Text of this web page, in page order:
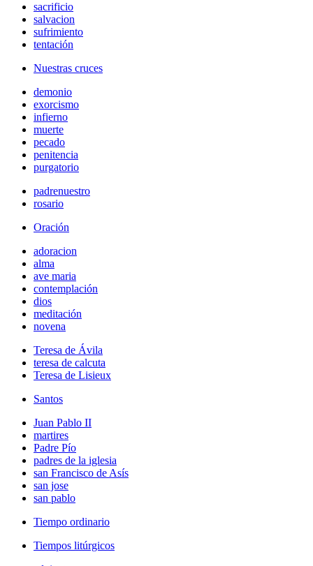
sacrificio
salvacion
sufrimiento
tentación
Nuestras cruces
demonio
exorcismo
infierno
muerte
pecado
penitencia
purgatorio
padrenuestro
rosario
Oración
adoracion
alma
ave maria
contemplación
dios
meditación
novena
Teresa de Ávila
teresa de calcuta
Teresa de Lisieux
Santos
Juan Pablo II
martires
Padre Pío
padres de la iglesia
san Francisco de Asís
san jose
san pablo
Tiempo ordinario
Tiempos litúrgicos